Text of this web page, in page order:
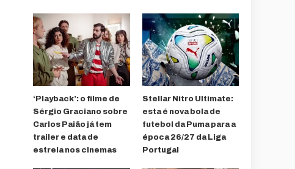
‘Playback’: o filme de
Sérgio Graciano sobre
Carlos Paião já tem
trailer e data de
estreia nos cinemas
Stellar Nitro Ultimate:
esta é nova bola de
futebol da Puma para a
época 26/27 da Liga
Portugal